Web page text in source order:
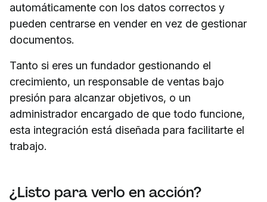
automáticamente con los datos correctos y
pueden centrarse en vender en vez de gestionar
documentos.
Tanto si eres un fundador gestionando el
crecimiento, un responsable de ventas bajo
presión para alcanzar objetivos, o un
administrador encargado de que todo funcione,
esta integración está diseñada para facilitarte el
trabajo.
¿Listo para verlo en acción?